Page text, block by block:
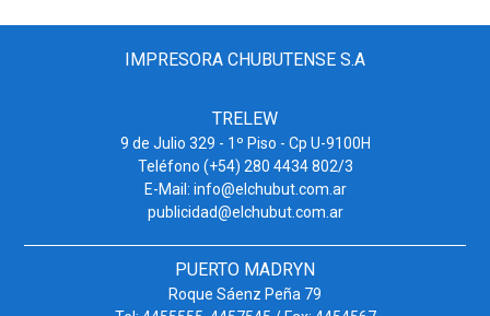
IMPRESORA CHUBUTENSE S.A
TRELEW
9 de Julio 329 - 1º Piso - Cp U-9100H
Teléfono (+54) 280 4434 802/3
E-Mail: info@elchubut.com.ar
publicidad@elchubut.com.ar
PUERTO MADRYN
Roque Sáenz Peña 79